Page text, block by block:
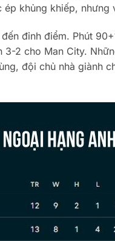
khủng khiếp,
đỉnh điểm. Phút
2 cho Man City.
đội chủ nhà giành